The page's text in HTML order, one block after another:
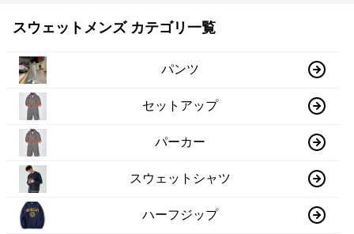
スウェットメンズ カテゴリ一覧
パンツ
セットアップ
パーカー
スウェットシャツ
ハーフジップ